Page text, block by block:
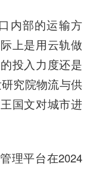
内部的运输方
上是用云轨做
投入力度还是
究院物流与供
国文对城市进
理平台在2024